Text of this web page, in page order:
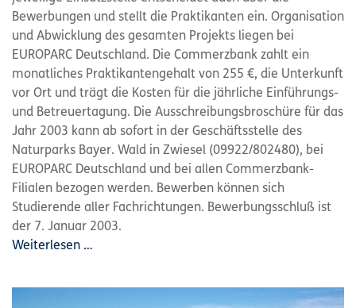
Bewerbungen und stellt die Praktikanten ein. Organisation
und Abwicklung des gesamten Projekts liegen bei
EUROPARC Deutschland. Die Commerzbank zahlt ein
monatliches Praktikantengehalt von 255 €, die Unterkunft
vor Ort und trägt die Kosten für die jährliche Einführungs-
und Betreuertagung. Die Ausschreibungsbroschüre für das
Jahr 2003 kann ab sofort in der Geschäftsstelle des
Naturparks Bayer. Wald in Zwiesel (09922/802480), bei
EUROPARC Deutschland und bei allen Commerzbank-
Filialen bezogen werden. Bewerben können sich
Studierende aller Fachrichtungen. Bewerbungsschluß ist
der 7. Januar 2003.
Weiterlesen …